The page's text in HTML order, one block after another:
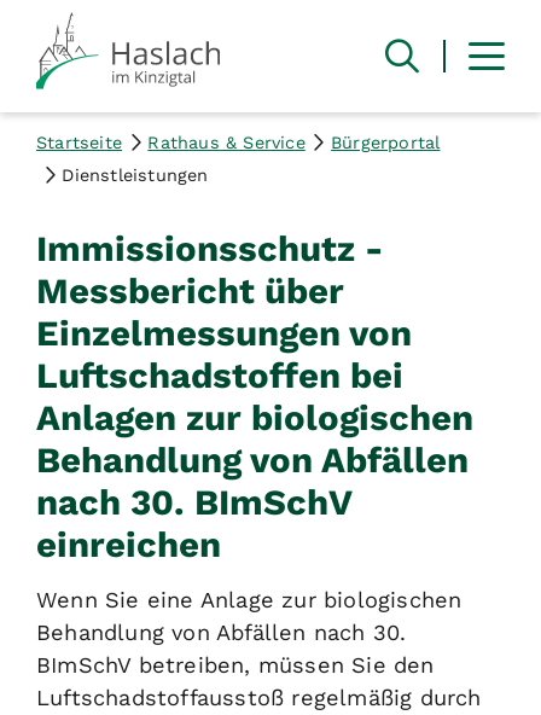
Startseite Rathaus & Service
Bürgerportal
Dienstleistungen
Immissionsschutz -
Messbericht über
Einzelmessungen von
Luftschadstoffen bei
Anlagen zur biologischen
Behandlung von Abfällen
nach 30. BImSchV
einreichen
Wenn Sie eine Anlage zur biologischen
Behandlung von Abfällen nach 30.
BImSchV betreiben, müssen Sie den
Luftschadstoffausstoß regelmäßig durch